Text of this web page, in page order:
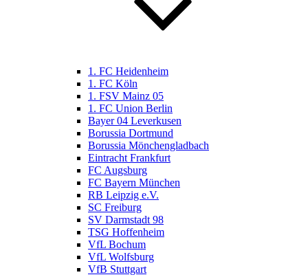
1. FC Heidenheim
1. FC Köln
1. FSV Mainz 05
1. FC Union Berlin
Bayer 04 Leverkusen
Borussia Dortmund
Borussia Mönchengladbach
Eintracht Frankfurt
FC Augsburg
FC Bayern München
RB Leipzig e.V.
SC Freiburg
SV Darmstadt 98
TSG Hoffenheim
VfL Bochum
VfL Wolfsburg
VfB Stuttgart